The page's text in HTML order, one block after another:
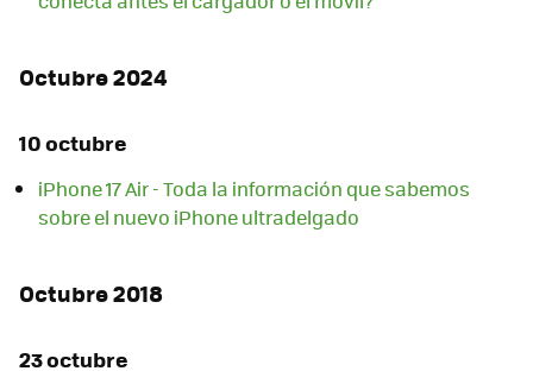
Octubre 2024
10 octubre
iPhone 17 Air - Toda la información que sabemos
sobre el nuevo iPhone ultradelgado
Octubre 2018
23 octubre